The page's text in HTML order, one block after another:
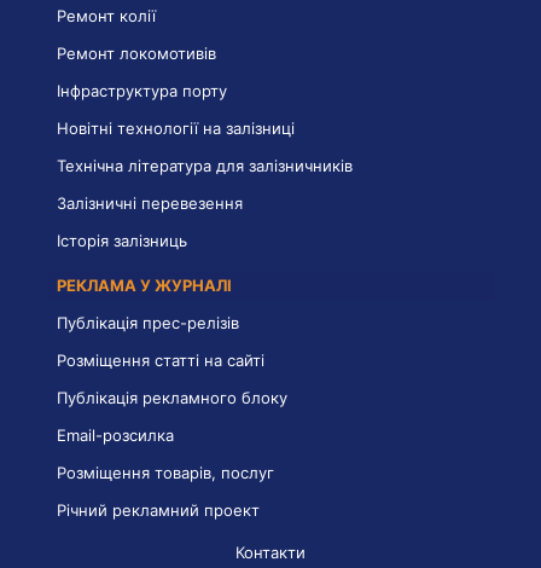
Ремонт колії
Ремонт локомотивів
Інфраструктура порту
Новітні технології на залізниці
Технічна література для залізничників
Залізничні перевезення
Історія залізниць
РЕКЛАМА У ЖУРНАЛІ
Публікація прес-релізів
Розміщення статті на сайті
Публікація рекламного блоку
Email-розсилка
Розміщення товарів, послуг
Річний рекламний проект
Контакти